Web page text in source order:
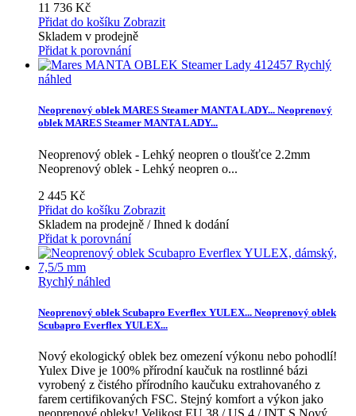
11 736 Kč
Přidat do košíku Zobrazit
Skladem v prodejně
Přidat k porovnání
Rychlý
náhled
Neoprenový oblek MARES Steamer MANTA LADY... Neoprenový
oblek MARES Steamer MANTA LADY...
Neoprenový oblek - Lehký neopren o tloušťce 2.2mm
Neoprenový oblek - Lehký neopren o...
2 445 Kč
Přidat do košíku Zobrazit
Skladem na prodejně / Ihned k dodání
Přidat k porovnání
Rychlý náhled
Neoprenový oblek Scubapro Everflex YULEX... Neoprenový oblek
Scubapro Everflex YULEX...
Nový ekologický oblek bez omezení výkonu nebo pohodlí!
Yulex Dive je 100% přírodní kaučuk na rostlinné bázi
vyrobený z čistého přírodního kaučuku extrahovaného z
farem certifikovaných FSC. Stejný komfort a výkon jako
neoprenové obleky! Velikost EU 38 / US 4 / INT S Nový